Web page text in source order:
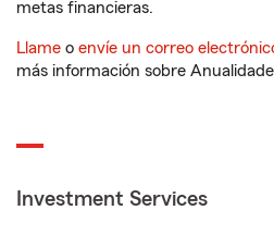
metas financieras.
Llame o envíe un correo
más información sobre
Investment Services